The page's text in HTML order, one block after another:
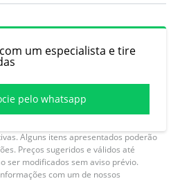
um especialista e tire
pelo whatsapp
Alguns itens apresentados poderão
Preços sugeridos e válidos até
ser modificados sem aviso prévio.
com um de nossos